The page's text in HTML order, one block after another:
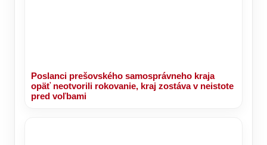
Poslanci prešovského samosprávneho kraja
opäť neotvorili rokovanie, kraj zostáva v neistote
pred voľbami